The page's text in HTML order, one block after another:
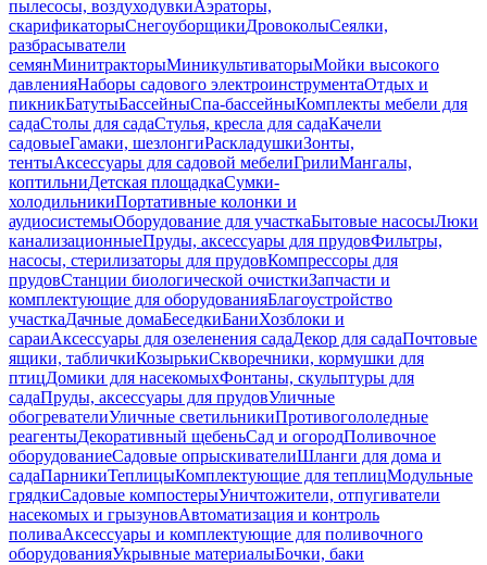
пылесосы, воздуходувкиАэраторы,
скарификаторыСнегоуборщикиДровоколыСеялки,
разбрасыватели
семянМинитракторыМиникультиваторыМойки высокого
давленияНаборы садового электроинструментаОтдых и
пикникБатутыБассейныСпа-бассейныКомплекты мебели для
садаСтолы для садаСтулья, кресла для садаКачели
садовыеГамаки, шезлонгиРаскладушкиЗонты,
тентыАксессуары для садовой мебелиГрилиМангалы,
коптильниДетская площадкаСумки-
холодильникиПортативные колонки и
аудиосистемыОборудование для участкаБытовые насосыЛюки
канализационныеПруды, аксессуары для прудовФильтры,
насосы, стерилизаторы для прудовКомпрессоры для
прудовСтанции биологической очисткиЗапчасти и
комплектующие для оборудованияБлагоустройство
участкаДачные домаБеседкиБаниХозблоки и
сараиАксессуары для озеленения садаДекор для садаПочтовые
ящики, табличкиКозырькиСкворечники, кормушки для
птицДомики для насекомыхФонтаны, скульптуры для
садаПруды, аксессуары для прудовУличные
обогревателиУличные светильникиПротивогололедные
реагентыДекоративный щебеньСад и огородПоливочное
оборудованиеСадовые опрыскивателиШланги для дома и
садаПарникиТеплицыКомплектующие для теплицМодульные
грядкиСадовые компостерыУничтожители, отпугиватели
насекомых и грызуновАвтоматизация и контроль
поливаАксессуары и комплектующие для поливочного
оборудованияУкрывные материалыБочки, баки